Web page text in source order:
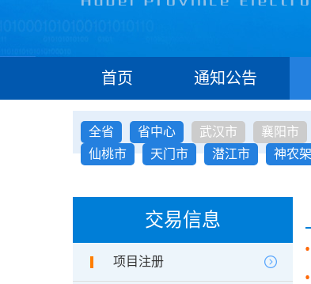
首页 通知公告
全省
省中心 武汉市 襄阳市
仙桃市
天门市 潜江市
神农架
交易信息
项目注册